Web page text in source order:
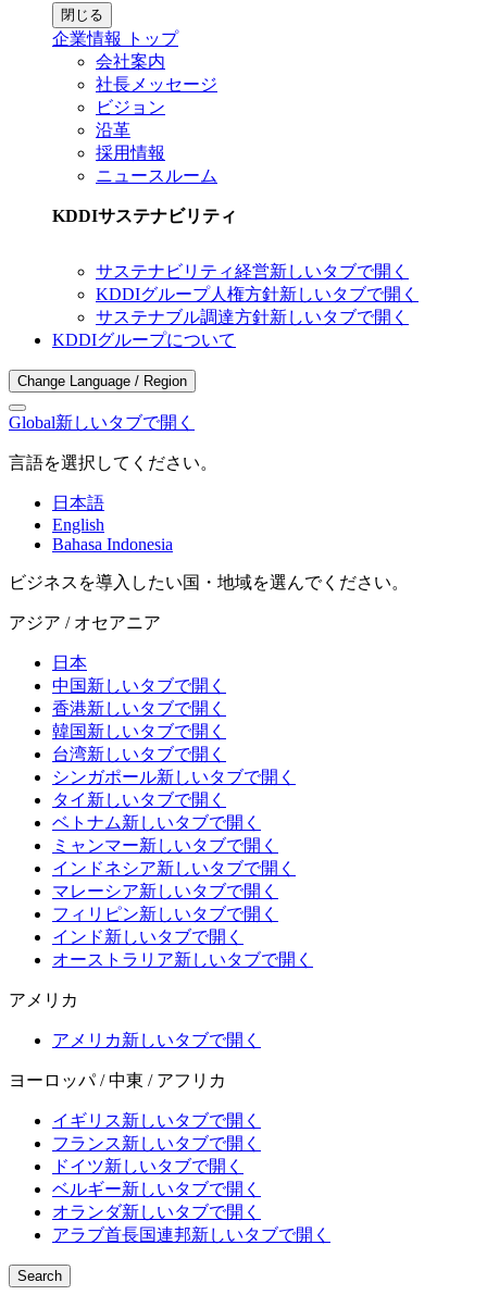
閉じる
企業情報 トップ
会社案内
社長メッセージ
ビジョン
沿革
採用情報
ニュースルーム
KDDIサステナビリティ
サステナビリティ経営新しいタブで開く
KDDIグループ人権方針新しいタブで開く
サステナブル調達方針新しいタブで開く
KDDIグループについて
Change Language / Region
Global新しいタブで開く
言語を選択してください。
日本語
English
Bahasa Indonesia
ビジネスを導入したい国・地域を選んでください。
アジア / オセアニア
日本
中国新しいタブで開く
香港新しいタブで開く
韓国新しいタブで開く
台湾新しいタブで開く
シンガポール新しいタブで開く
タイ 新しいタブで開く
ベトナム新しいタブで開く
ミャンマー新しいタブで開く
インドネシア新しいタブで開く
マレーシア新しいタブで開く
フィリピン新しいタブで開く
インド新しいタブで開く
オーストラリア新しいタブで開く
アメリカ
アメリカ新しいタブで開く
ヨーロッパ / 中東 / アフリカ
イギリス新しいタブで開く
フランス新しいタブで開く
ドイツ新しいタブで開く
ベルギー新しいタブで開く
オランダ新しいタブで開く
アラブ首長国連邦新しいタブで開く
Search